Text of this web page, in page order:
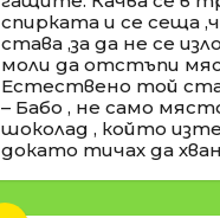
спирката и се сеща
става ,за да не се
моли да отстъпи
Естествено той
– Бабо , не само
шоколад , който
докато тичах да